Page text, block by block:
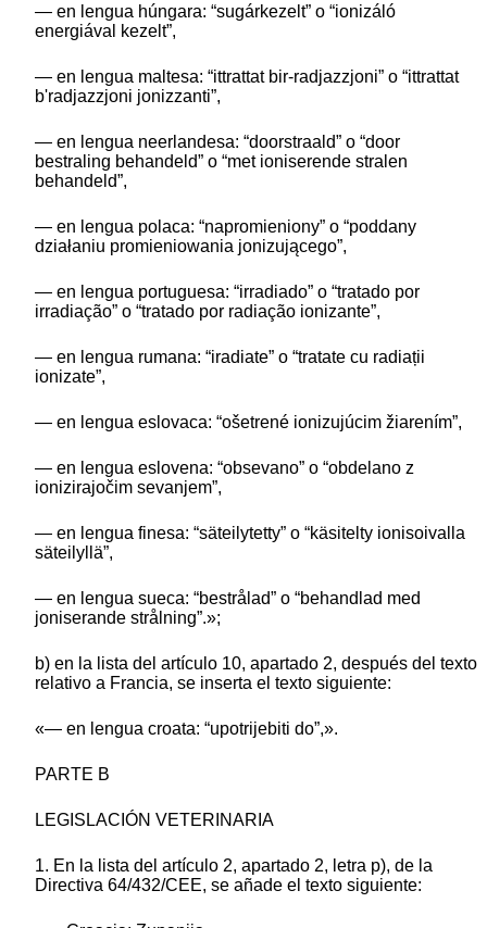
— en lengua húngara: “sugárkezelt” o “ionizáló
energiával kezelt”,
— en lengua maltesa: “ittrattat bir-radjazzjoni” o “ittrattat
b'radjazzjoni jonizzanti”,
— en lengua neerlandesa: “doorstraald” o “door
bestraling behandeld” o “met ioniserende stralen
behandeld”,
— en lengua polaca: “napromieniony” o “poddany
działaniu promieniowania jonizującego”,
— en lengua portuguesa: “irradiado” o “tratado por
irradiação” o “tratado por radiação ionizante”,
— en lengua rumana: “iradiate” o “tratate cu radiații
ionizate”,
— en lengua eslovaca: “ošetrené ionizujúcim žiarením”,
— en lengua eslovena: “obsevano” o “obdelano z
ionizirajočim sevanjem”,
— en lengua finesa: “säteilytetty” o “käsitelty ionisoivalla
säteilyllä”,
— en lengua sueca: “bestrålad” o “behandlad med
joniserande strålning”.»;
b) en la lista del artículo 10, apartado 2, después del texto
relativo a Francia, se inserta el texto siguiente:
«— en lengua croata: “upotrijebiti do”,».
PARTE B
LEGISLACIÓN VETERINARIA
1. En la lista del artículo 2, apartado 2, letra p), de la
Directiva 64/432/CEE, se añade el texto siguiente: